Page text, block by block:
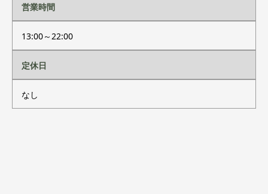
営業時間
13:00～22:00
定休日
なし